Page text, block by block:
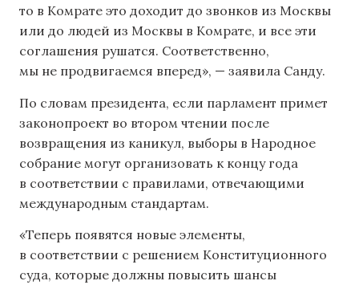
то в Комрате это доходит до звонков из Москвы
или до людей из Москвы в Комрате, и все эти
соглашения рушатся. Соответственно,
мы не продвигаемся вперед», — заявила Санду.
По словам президента, если парламент примет
законопроект во втором чтении после
возвращения из каникул, выборы в Народное
собрание могут организовать к концу года
в соответствии с правилами, отвечающими
международным стандартам.
«Теперь появятся новые элементы,
в соответствии с решением Конституционного
суда, которые должны повысить шансы